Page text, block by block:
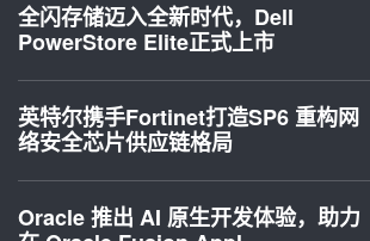
全闪存储迈入全新时代，Dell
PowerStore Elite正式上市
英特尔携手Fortinet打造SP6 重构网
络安全芯片供应链格局
Oracle 推出 AI 原生开发体验，助力